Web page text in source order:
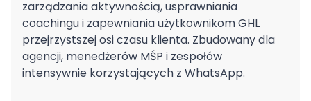
zarządzania aktywnością, usprawniania
coachingu i zapewniania użytkownikom GHL
przejrzystszej osi czasu klienta. Zbudowany dla
agencji, menedżerów MŚP i zespołów
intensywnie korzystających z WhatsApp.